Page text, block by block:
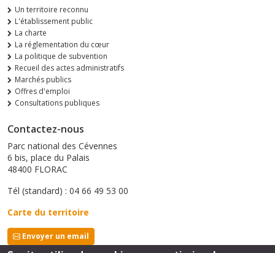
Un territoire reconnu
L'établissement public
La charte
La réglementation du cœur
La politique de subvention
Recueil des actes administratifs
Marchés publics
Offres d'emploi
Consultations publiques
Contactez-nous
Parc national des Cévennes
6 bis, place du Palais
48400 FLORAC
Tél (standard) : 04 66 49 53 00
Carte du territoire
Envoyer un email